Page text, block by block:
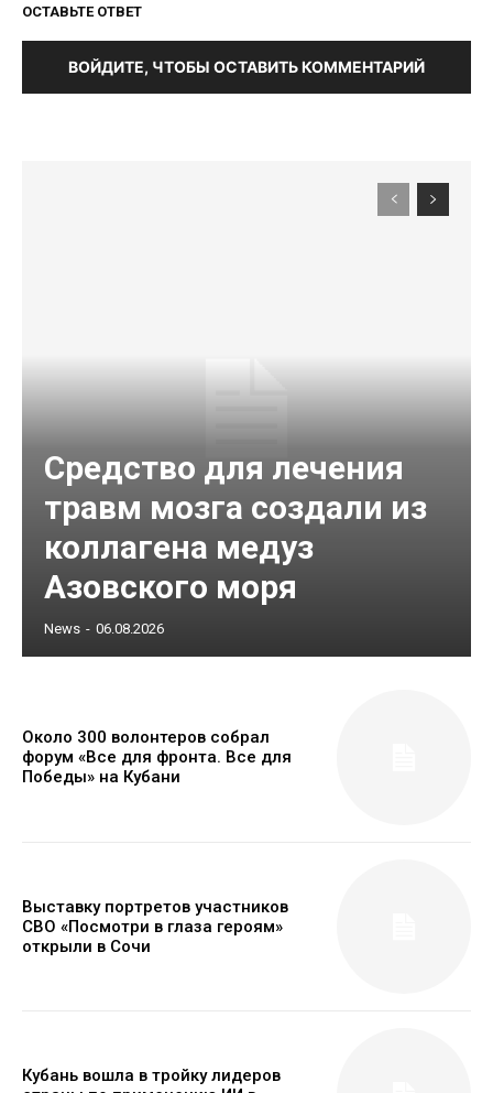
ОСТАВЬТЕ ОТВЕТ
ВОЙДИТЕ, ЧТОБЫ ОСТАВИТЬ КОММЕНТАРИЙ
Средство для лечения
травм мозга создали из
коллагена медуз
Азовского моря
News - 06.08.2026
Около 300 волонтеров собрал
форум «Все для фронта. Все для
Победы» на Кубани
Выставку портретов участников
СВО «Посмотри в глаза героям»
открыли в Сочи
Кубань вошла в тройку лидеров